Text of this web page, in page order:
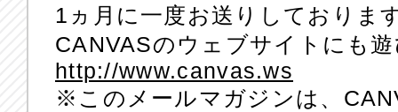
1ヵ月に一度お送りしておりま
CANVASのウェブサイトにも
http://www.canvas.ws
※このメールマガジンは、